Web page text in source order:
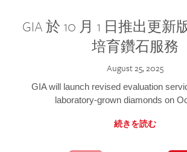
GIA 於 10 月 1 日推出更新
培育鑽石服務
August 25, 2025
GIA will launch revised evaluation
laboratory-grown diamonds on
続きを読む